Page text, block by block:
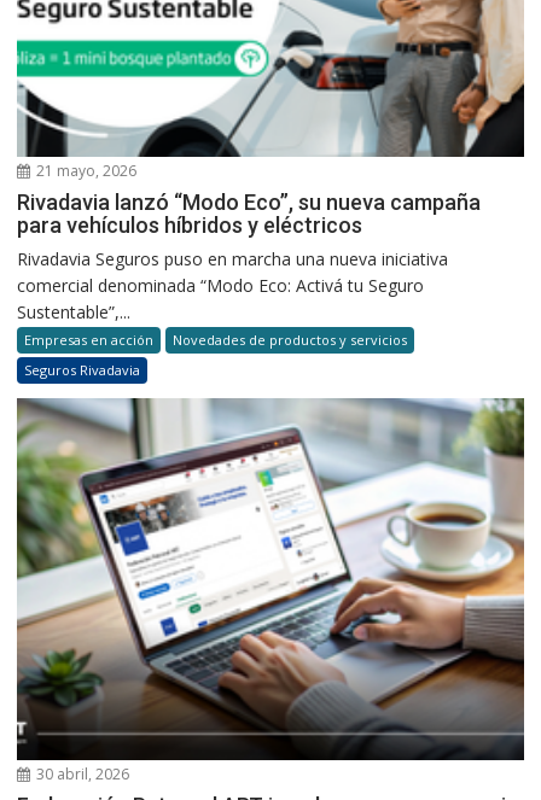
21 mayo, 2026
Rivadavia lanzó “Modo Eco”, su nueva campaña
para vehículos híbridos y eléctricos
Rivadavia Seguros puso en marcha una nueva iniciativa
comercial denominada “Modo Eco: Activá tu Seguro
Sustentable”,...
Empresas en acción
Novedades de productos y servicios
Seguros Rivadavia
30 abril, 2026